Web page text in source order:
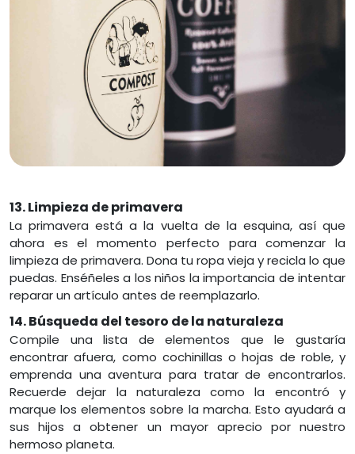
13. Limpieza de primavera
La primavera está a la vuelta de la esquina, así que
ahora es el momento perfecto para comenzar la
limpieza de primavera. Dona tu ropa vieja y recicla lo que
puedas. Enséñeles a los niños la importancia de intentar
reparar un artículo antes de reemplazarlo.
14. Búsqueda del tesoro de la naturaleza
Compile una lista de elementos que le gustaría
encontrar afuera, como cochinillas o hojas de roble, y
emprenda una aventura para tratar de encontrarlos.
Recuerde dejar la naturaleza como la encontró y
marque los elementos sobre la marcha. Esto ayudará a
sus hijos a obtener un mayor aprecio por nuestro
hermoso planeta.